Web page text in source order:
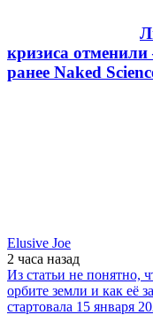
кризиса
ранее Naked
Elusive Joe
2 часа назад
Из статьи не понятно,
орбите земли и как её
стартовала 15 января